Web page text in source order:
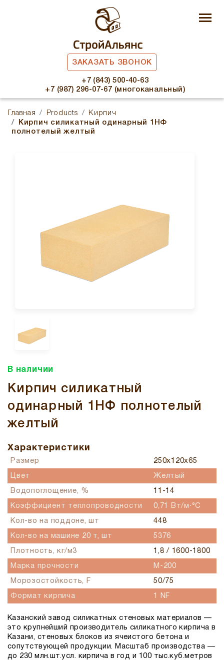
ЗАКАЗАТЬ ЗВОНОК
+7 (843) 500-40-63
+7 (987) 296-07-67 (многоканальный)
Главная Products
Кирпич
Кирпич силикатный одинарный 1НФ
полнотелый желтый
В наличии
Кирпич силикатный
одинарный 1НФ полнотелый
желтый
Характеристики
Размер 250х120х65
Цвет Желтый
Водопоглощение, % 11-14
Коэффициент теплопроводности 0,71 Вт/м∙°С
Кол-во на поддоне, шт 448
Кол-во на машине 20 т, шт 5376
Плотность, кг/м3 1,8 / 1600-1800
Марка прочности М-200
Морозостойкость, F 50/75
Формат кирпича 1 NF
Казанский завод силикатных стеновых материалов —
это крупнейший производитель силикатного кирпича в
Казани, стеновых блоков из ячеистого бетона и
сопутствующей продукции. Масштаб производства —
до 230 млн.шт.усл. кирпича в год и 100 тыс.куб.метров